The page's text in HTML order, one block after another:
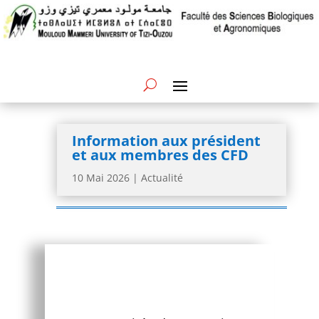
Information aux président
et aux membres des CFD
10 Mai 2026| Actualité